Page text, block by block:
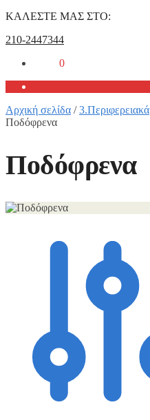
ΚΑΛΕΣΤΕ ΜΑΣ ΣΤΟ:
210-2447344
0
Αρχική σελίδα /3.Περιφερειακά
Ποδόφρενα
Ποδόφρενα